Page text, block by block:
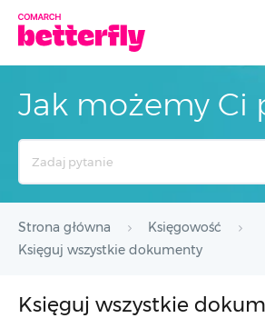
Jak możemy Ci
Strona główna
Księgowość
Księguj wszystkie dokumenty
Księguj wszystkie